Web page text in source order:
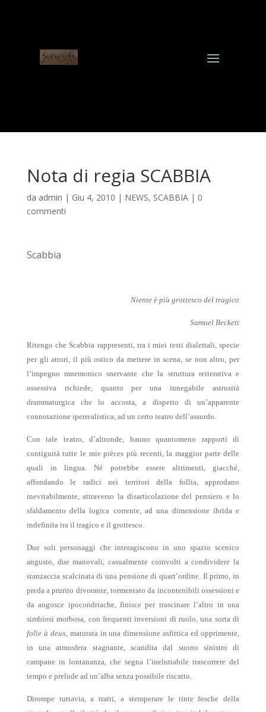
Nota di regia SCABBIA
da admin | Giu 4, 2010 | NEWS, SCABBIA| 0
commenti
Scabbia
Niente è più grottesco del tragico
Samuel Beckett
Ritengo che Scabbia rappresenti, tra i miei testi dialettali, specie
per gli attori, il più ostico da mettere in scena, se non altro, per
l’impegno mnemonico snervante che la struttura reiterativa e
ossessiva richiede, quanto per una innegabile astrusità
drammaturgica che lo accosta, a dispetto di un’apparente
connotazione iperrealistica, ad un certo teatro dell’assurdo.
Con tale teatro, d’altronde, hanno quantomeno rapporti di
contiguità tutte le mie pièces più recenti, la maggior parte delle
quali in lingua. Né potrebbe essere altrimenti, giacché,
affondando le radici nei territori della follia, approdano
inevitabilmente, attraverso la disarticolazione del pensiero e lo
sfaldamento della logica corrente, ad una dimensione ibrida e
indefinita tra il tragico e il grottesco.
Due soli personaggi che interagiscono in uno spazio scenico
angusto, due manovali, casualmente coinvolti a condividere la
stanzaccia scalcinata di una pensione di quart’ordine. Il primo, in
preda a prurito divorante, tormentato da incontenibili ossessioni e
da angosce ipocondriache, finisce per trascinare l’altro in una
simbiosi morbosa, con frequenti inversioni di ruolo, una sorta di
folìe à deux, maturata in una dimensione asfittica ed opprimente,
in una atmosfera stagnante, scandita dal suono sinistro di
campane in lontananza, che segna l’ineluttabile trascorrere del
tempo e prelude ad un’alba senza possibile riscatto.
Dirompe tuttavia, a tratti, a stemperare le tinte fosche della